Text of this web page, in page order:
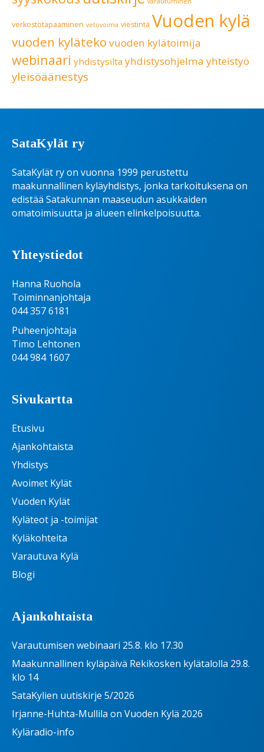
verkostotapaaminen vetovoima viestintä Vuoden kylä
vuoden kyläteko vuoden kylätoimija
webinaari yhdistysilta yhdistysohjelma yhteistyö
yleisöäänestys
SataKylät ry
SataKylät ry on vuonna 1999 perustettu
maakunnallinen kyläyhdistys, jonka tarkoituksena on
edistää Satakunnan maaseudun asukkaiden
omatoimisuutta ja alueen elinkelpoisuutta.
Yhteystiedot
Hanna Ruohola
Toiminnanjohtaja
044 357 6181
Puheenjohtaja
Timo Lehtonen
044 984 1607
Sivukartta
Etusivu
Ajankohtaista
Yhdistys
Avoimet Kylät
Vuoden Kylät
Kyläteot ja -toimijat
Kyläkohteita
Varautuva Kylä
Blogi
Ajankohtaista
Varautumisen webinaari 25.8. klo 17.30
Maakunnallinen kyläpäivä Rekikosken kylätalolla 29.8.
klo 14
SataKylien uutiskirje 5/2026
Irjanne-Huhta-Mullila on Vuoden Kylä 2026
Kyläradio-info